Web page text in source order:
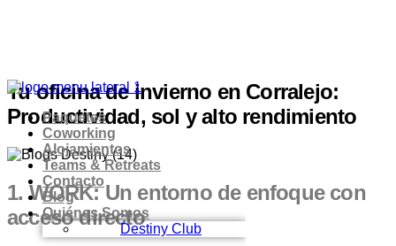
Paquetes
Coworking
Alojamientos
Teams & Retreats
Contacto
Blog
Quiénes Somos
Destiny Club
Tu oficina de invierno en Corralejo:
Productividad, sol y alto rendimiento
1. WORK: Un entorno de enfoque con
acceso directo